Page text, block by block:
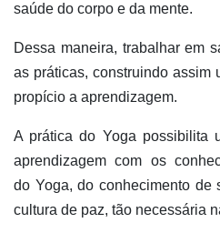
saúde do corpo e da mente.
Dessa maneira, trabalhar em
as práticas, construindo assim
propício a aprendizagem.
A prática do Yoga possibilita
aprendizagem com os
do Yoga, do conhecimento de
cultura de paz, tão necessária